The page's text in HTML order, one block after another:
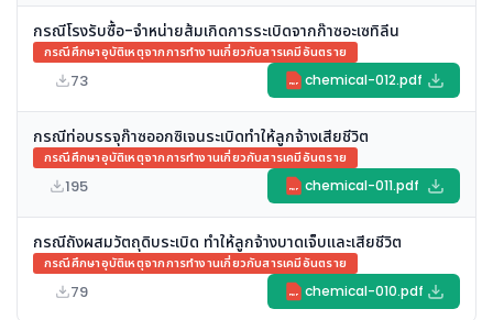
กรณีโรงรับซื้อ-จำหน่ายส้มเกิดการระเบิดจากก๊าซอะเซทิลีน
กรณีศึกษาอุบัติเหตุจากการทำงานเกี่ยวกับสารเคมีอันตราย
73 PDF chemical-012.pdf
กรณีท่อบรรจุก๊าซออกซิเจนระเบิดทำให้ลูกจ้างเสียชีวิต
กรณีศึกษาอุบัติเหตุจากการทำงานเกี่ยวกับสารเคมีอันตราย
195 PDF chemical-011.pdf
กรณีถังผสมวัตถุดิบระเบิด ทำให้ลูกจ้างบาดเจ็บและเสียชีวิต
กรณีศึกษาอุบัติเหตุจากการทำงานเกี่ยวกับสารเคมีอันตราย
79 PDF chemical-010.pdf